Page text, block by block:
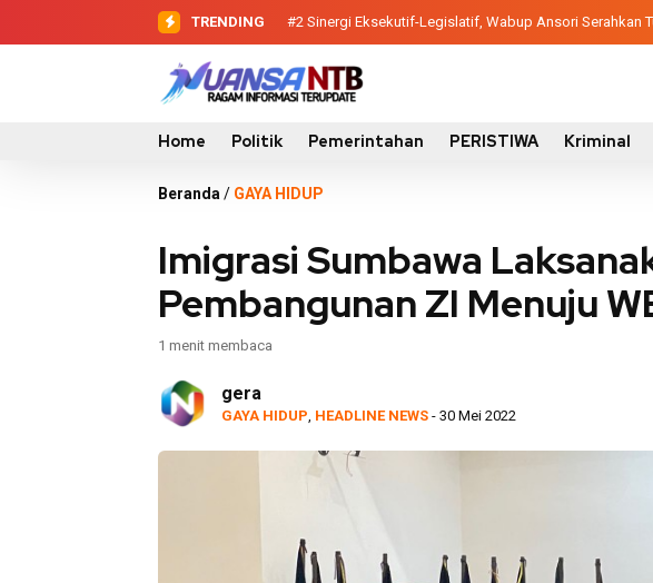
TRENDING #2 Sinergi Eksekutif-Legislatif, Wabup Ansori
#3 Dewan Pendidikan Temukan Kondisi 305 Siswa SDN
Home Politik Pemerintahan PERISTIWA Kriminal
Beranda / GAYA HIDUP
Imigrasi Sumbawa
Pembangunan ZI Menuju
1 menit membaca
gera
GAYA HIDUP HEADLINE NEWS - 30 Mei 2022